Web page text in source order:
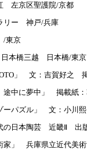
左京区聖護院/京都
リー 神戸/兵庫
/東京
本橋三越 日本橋/東京
」 文：吉賀好之
途中に夢中」 掲載紙
ゾーパズル」 文：小
の日本陶芸 近畿Ⅱ 出
家」 兵庫県立近代美